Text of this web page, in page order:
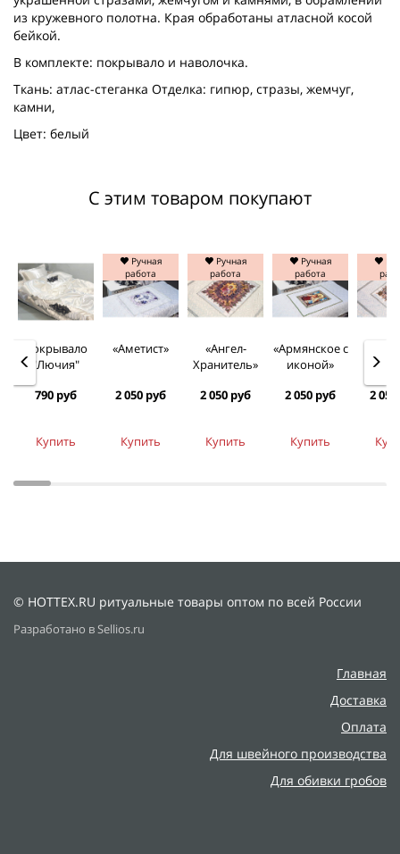
из кружевного полотна. Края обработаны атласной косой
бейкой.
В комплекте: покрывало и наволочка.
Ткань: атлас-стеганка Отделка: гипюр, стразы, жемчуг,
камни,
Цвет: белый
С этим товаром покупают
Покрывало
"Лючия"
790 руб
Купить
Ручная
работа
«Аметист»
2 050 руб
Купить
Ручная
работа
«Ангел-
Хранитель»
2 050 руб
Купить
Ручная
работа
«Армянское с
иконой»
2 050 руб
Купить
2
© HOTTEX.RU ритуальные товары оптом по всей России
Разработано в Sellios.ru
Главная
Доставка
Оплата
Для швейного производства
Для обивки гробов